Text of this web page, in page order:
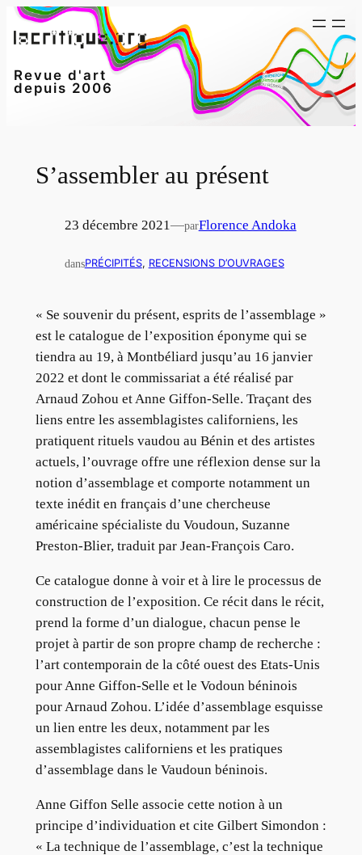
Aller
au
Revue d'art
depuis 2006
S’assembler au présent
23 décembre 2021—parFlorence Andoka
dansPRÉCIPITÉS, RECENSIONS D’OUVRAGES
« Se souvenir du présent, esprits de l’assemblage »
est le catalogue de l’exposition éponyme qui se
tiendra au 19, à Montbéliard jusqu’au 16 janvier
2022 et dont le commissariat a été réalisé par
Arnaud Zohou et Anne Giffon-Selle. Traçant des
liens entre les assemblagistes californiens, les
pratiquent rituels vaudou au Bénin et des artistes
actuels, l’ouvrage offre une réflexion dense sur la
notion d’assemblage et comporte notamment un
texte inédit en français d’une chercheuse
américaine spécialiste du Voudoun, Suzanne
Preston-Blier, traduit par Jean-François Caro.
Ce catalogue donne à voir et à lire le processus de
construction de l’exposition. Ce récit dans le récit,
prend la forme d’un dialogue, chacun pense le
projet à partir de son propre champ de recherche :
l’art contemporain de la côté ouest des Etats-Unis
pour Anne Giffon-Selle et le Vodoun béninois
pour Arnaud Zohou. L’idée d’assemblage esquisse
un lien entre les deux, notamment par les
assemblagistes californiens et les pratiques
d’assemblage dans le Vaudoun béninois.
Anne Giffon Selle associe cette notion à un
principe d’individuation et cite Gilbert Simondon :
« La technique de l’assemblage, c’est la technique